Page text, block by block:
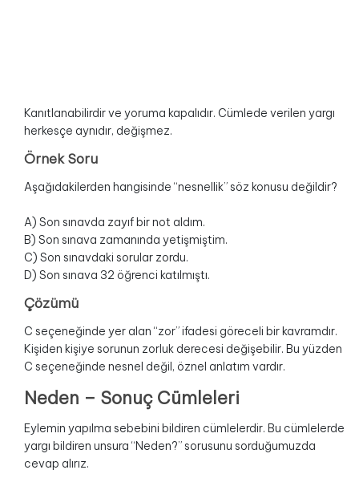
Kanıtlanabilirdir ve yoruma kapalıdır. Cümlede verilen yargı
herkesçe aynıdır, değişmez.
Örnek Soru
Aşağıdakilerden hangisinde “nesnellik” söz konusu değildir?
A) Son sınavda zayıf bir not aldım.
B) Son sınava zamanında yetişmiştim.
C) Son sınavdaki sorular zordu.
D) Son sınava 32 öğrenci katılmıştı.
Çözümü
C seçeneğinde yer alan “zor” ifadesi göreceli bir kavramdır.
Kişiden kişiye sorunun zorluk derecesi değişebilir. Bu yüzden
C seçeneğinde nesnel değil, öznel anlatım vardır.
Neden – Sonuç Cümleleri
Eylemin yapılma sebebini bildiren cümlelerdir. Bu cümlelerde
yargı bildiren unsura “Neden?” sorusunu sorduğumuzda
cevap alırız.